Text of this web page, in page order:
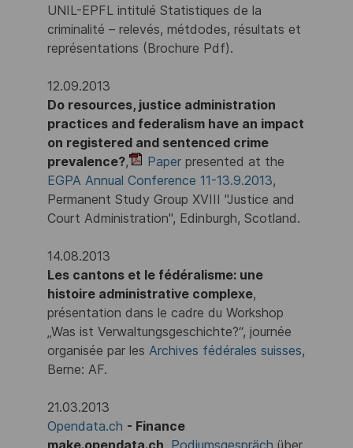
UNIL-EPFL intitulé Statistiques de la
criminalité – relevés, métdodes, résultats et
représentations (Brochure Pdf).
12.09.2013
Do resources, justice administration
practices and federalism have an impact
on registered and sentenced crime
prevalence?, Paper presented at the
EGPA Annual Conference 11-13.9.2013,
Permanent Study Group XVIII "Justice and
Court Administration", Edinburgh, Scotland.
14.08.2013
Les cantons et le fédéralisme: une
histoire administrative complexe,
présentation dans le cadre du Workshop
„Was ist Verwaltungsgeschichte?“, journée
organisée par les Archives fédérales suisses,
Berne: AF.
21.03.2013
Opendata.ch - Finance
make.opendata.ch Podiumsgespräch über